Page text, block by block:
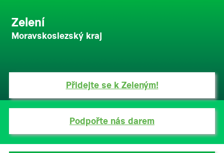
Zelení
Moravskoslezský kraj
Přidejte se k Zeleným!
Podpořte nás darem